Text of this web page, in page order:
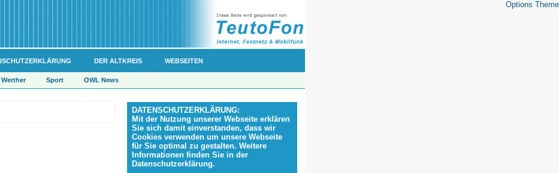
DER ALTKREIS WEBSEITEN
Werther Sport OWL News
DATENSCHUTZERKLÄRUNG:
Mit der Nutzung unserer Webseite erklären
Sie sich damit einverstanden, dass wir
Cookies verwenden um unsere Webseite
für Sie optimal zu gestalten. Weitere
Informationen finden Sie in der
Datenschutzerklärung.
Options Theme